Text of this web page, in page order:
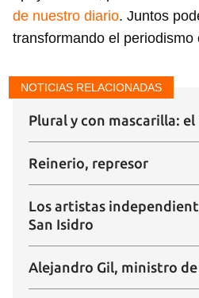
de nuestro diario. Juntos
transformando el periodismo
NOTICIAS RELACIONADAS
Plural y con mascarilla:
Reinerio, represor
Los artistas
San Isidro
Alejandro Gil, ministro